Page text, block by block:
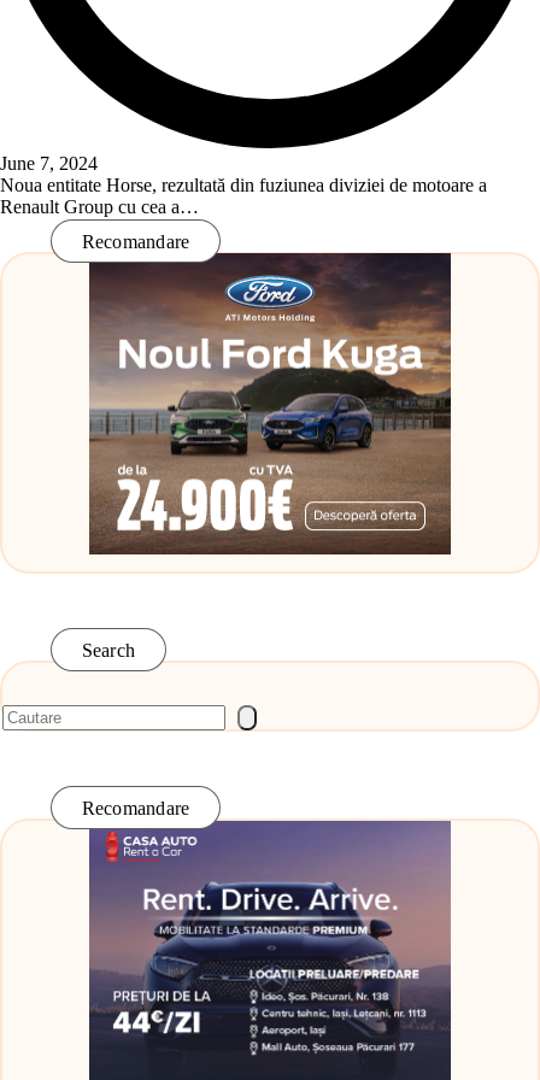
June 7, 2024
Noua entitate Horse, rezultată din fuziunea diviziei de motoare a
Renault Group cu cea a…
Read More
Recomandare
Search
Recomandare